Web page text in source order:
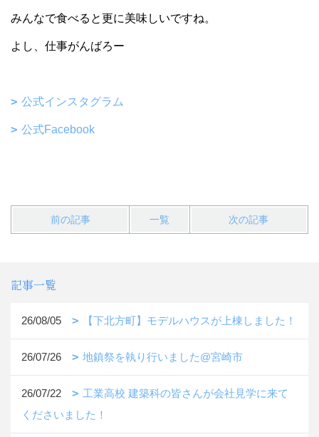
みんなで食べると更に美味しいですね。
よし、仕事がんばろー
公式インスタグラム
公式Facebook
前の記事 一覧 次の記事
記事一覧
26/08/05 【下北方町】モデルハウスが上棟しました！
26/07/26 地鎮祭を執り行いました@宮崎市
26/07/22
工業高校 建築科の皆さんが会社見学に来て
くださいました！